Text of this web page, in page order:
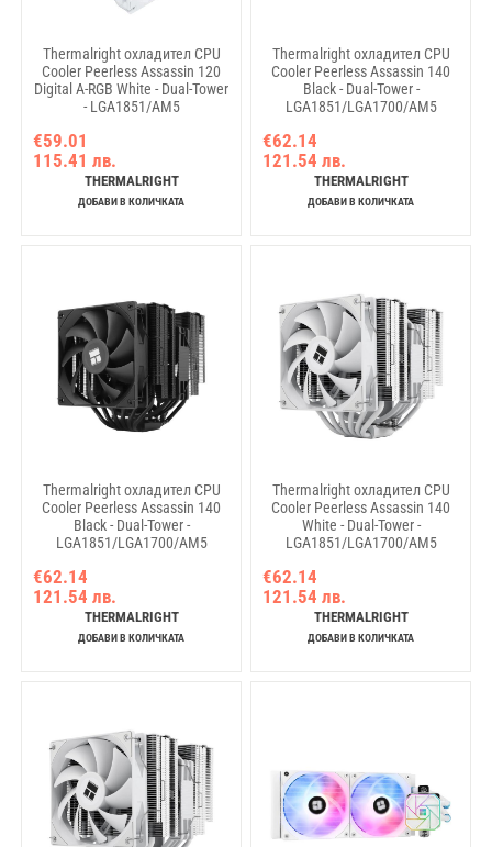
Thermalright охладител CPU
Cooler Peerless Assassin 120
Digital A-RGB White - Dual-Tower
- LGA1851/AM5
€59.01
115.41 лв.
THERMALRIGHT
ДОБАВИ В КОЛИЧКАТА
Thermalright охладител CPU
Cooler Peerless Assassin 140
Black - Dual-Tower -
LGA1851/LGA1700/AM5
€62.14
121.54 лв.
THERMALRIGHT
ДОБАВИ В КОЛИЧКАТА
Thermalright охладител CPU
Cooler Peerless Assassin 140
Black - Dual-Tower -
LGA1851/LGA1700/AM5
€62.14
121.54 лв.
THERMALRIGHT
ДОБАВИ В КОЛИЧКАТА
Thermalright охладител CPU
Cooler Peerless Assassin 140
White - Dual-Tower -
LGA1851/LGA1700/AM5
€62.14
121.54 лв.
THERMALRIGHT
ДОБАВИ В КОЛИЧКАТА